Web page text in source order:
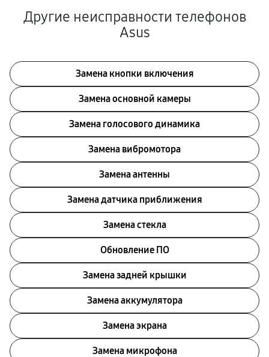
Другие неисправности телефонов
Asus
Замена кнопки включения
Замена основной камеры
Замена голосового динамика
Замена вибромотора
Замена антенны
Замена датчика приближения
Замена стекла
Обновление ПО
Замена задней крышки
Замена аккумулятора
Замена экрана
Замена микрофона